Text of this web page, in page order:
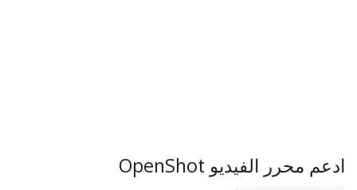
ادعم محرر الفيديو OpenShot